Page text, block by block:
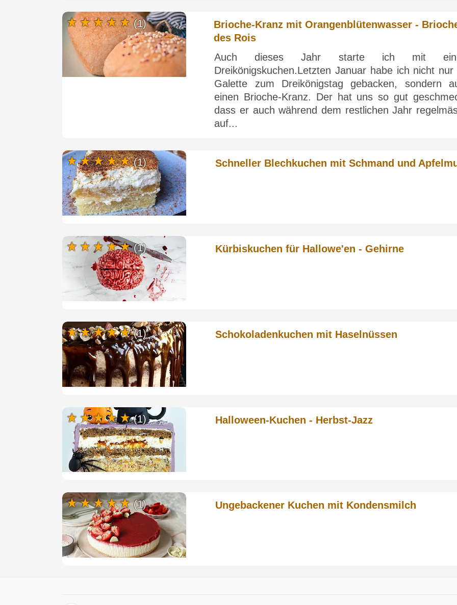
Brioche-Kranz mit Orangenblütenwasser -
des Rois
Auch dieses Jahr starte ich mit
Dreikönigskuchen.Letzten Januar habe ich nicht nur
Galette zum Dreikönigstag gebacken, sondern
einen Brioche-Kranz. Der hat uns so gut
dass er auch während dem restlichen Jahr
auf...
(1)
Schneller Blechkuchen mit Schmand und
(1)
Kürbiskuchen für Hallowe'en - Gehirne
(1)
Schokoladenkuchen mit Haselnüssen
(1)
Halloween-Kuchen - Herbst-Jazz
(1)
Ungebackener Kuchen mit Kondensmilch
(1)